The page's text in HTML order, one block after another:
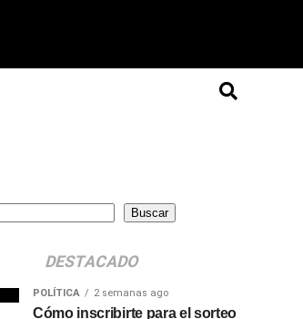
Buscar
DESTACADO
POLÍTICA 2 semanas ago
Cómo inscribirte para el sorteo